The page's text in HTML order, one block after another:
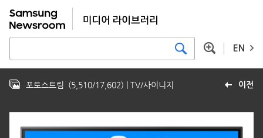
EN
이전
포토스트림 (5,510/17,602) | TV/사이니지